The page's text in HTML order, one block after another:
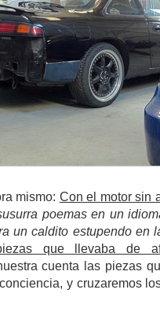
mismo: Con el motor sin
poemas en un
un caldito estupendo en
que llevaba de
cuenta las piezas
y cruzaremos